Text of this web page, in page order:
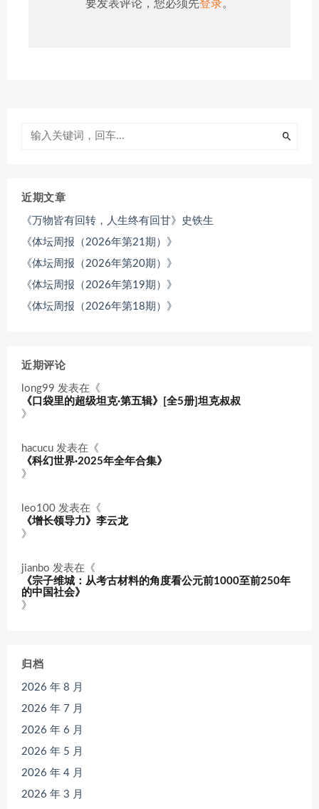
要发表评论，您必须先登录。
近期文章
《万物皆有回转，人生终有回甘》史铁生
《体坛周报（2026年第21期）》
《体坛周报（2026年第20期）》
《体坛周报（2026年第19期）》
《体坛周报（2026年第18期）》
近期评论
long99 发表在《
《口袋里的超级坦克·第五辑》[全5册]坦克叔叔
》
hacucu 发表在《
《科幻世界·2025年全年合集》
》
leo100 发表在《
《增长领导力》李云龙
》
jianbo 发表在《
《宗子维城：从考古材料的角度看公元前1000至前250年
的中国社会》
》
归档
2026 年 8 月
2026 年 7 月
2026 年 6 月
2026 年 5 月
2026 年 4 月
2026 年 3 月